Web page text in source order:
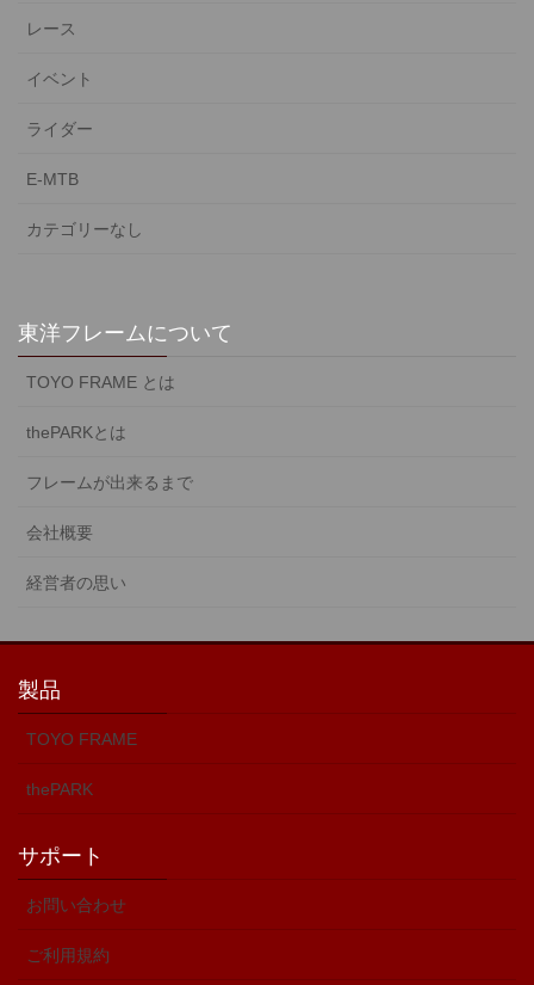
レース
イベント
ライダー
E-MTB
カテゴリーなし
東洋フレームについて
TOYO FRAME とは
thePARKとは
フレームが出来るまで
会社概要
経営者の思い
製品
TOYO FRAME
thePARK
サポート
お問い合わせ
ご利用規約